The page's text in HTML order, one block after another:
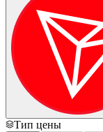
Тип цены